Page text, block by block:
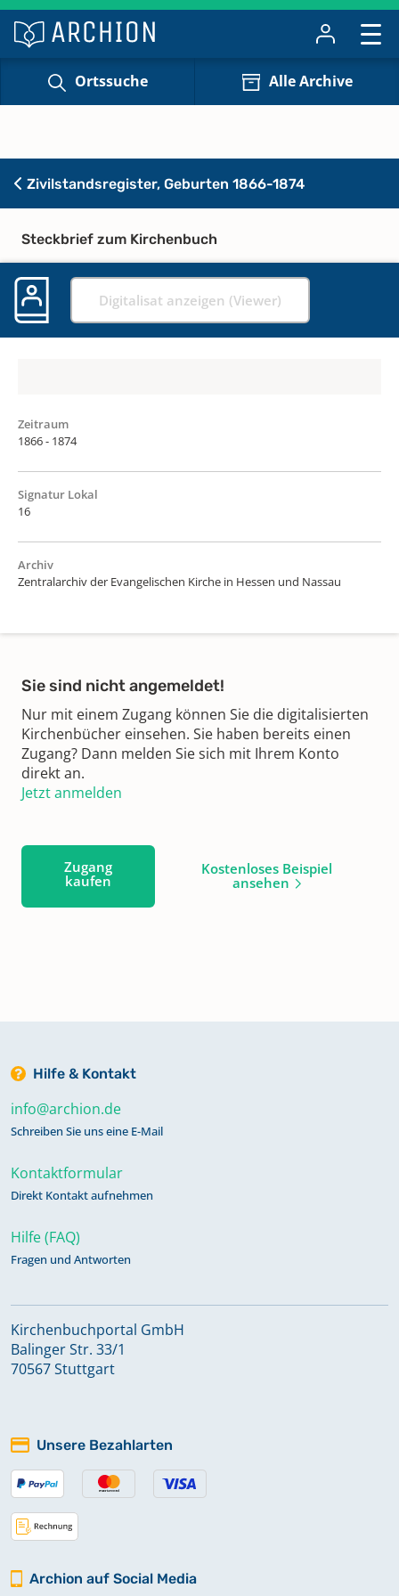
Ortssuche Alle Archive
Zivilstandsregister, Geburten 1866-1874
Steckbrief zum Kirchenbuch
Digitalisat anzeigen (Viewer)
Zeitraum
1866 - 1874
Signatur Lokal
16
Archiv
Zentralarchiv der Evangelischen Kirche in Hessen und Nassau
Sie sind nicht angemeldet!
Nur mit einem Zugang können Sie die digitalisierten
Kirchenbücher einsehen. Sie haben bereits einen
Zugang? Dann melden Sie sich mit Ihrem Konto
direkt an.
Jetzt anmelden
Zugang
kaufen
Kostenloses Beispiel
ansehen
Hilfe & Kontakt
info@archion.de
Schreiben Sie uns eine E-Mail
Kontaktformular
Direkt Kontakt aufnehmen
Hilfe (FAQ)
Fragen und Antworten
Kirchenbuchportal GmbH
Balinger Str. 33/1
70567 Stuttgart
Unsere Bezahlarten
Archion auf Social Media